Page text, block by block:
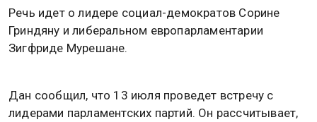
Речь идет о лидере социал-демократов Сорине
Гриндяну и либеральном европарламентарии
Зигфриде Мурешане.
Дан сообщил, что 13 июля проведет встречу с
лидерами парламентских партий. Он рассчитывает,